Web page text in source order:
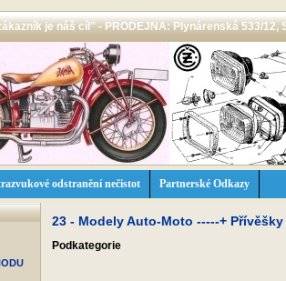
je náš cíl'' - PRODEJNA: Plynárenská 533/12,
odstranění nečistot Partnerské Odkazy
23 - Modely Auto-Moto -----+ Přívěšky
Podkategorie